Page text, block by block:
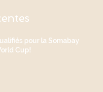
pour la Somabay
Cup!